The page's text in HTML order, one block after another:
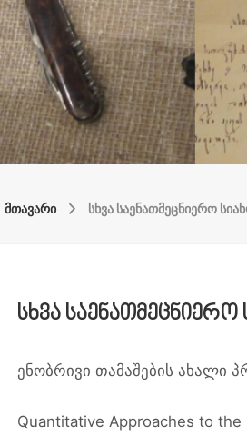
მთავარი სხვა საენათმეცნიერო
სხვა
ენობრივი თამაშების ახალი
Quantitative Approaches to the